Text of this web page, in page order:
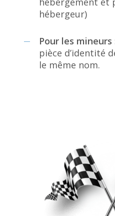
hébergeur)
Pour les mineurs
pièce d’identité
le même nom.